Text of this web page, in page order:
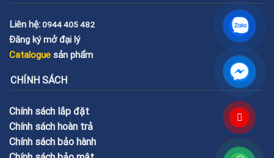
Liên hệ:0944 405 482
Đăng ký mở đại lý
Catalogue sản phẩm
CHÍNH SÁCH
Chính sách lắp đặt
Chính sách hoàn trả
Chính sách bảo hành